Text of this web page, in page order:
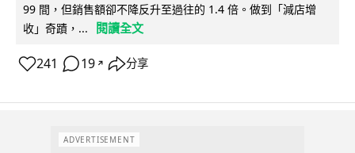
99 間，但銷售額卻不降反升至過往的 1.4 倍。做到「減店增
收」奇蹟，...
閱讀全文
241 19 ↗ 分享
ADVERTISEMENT